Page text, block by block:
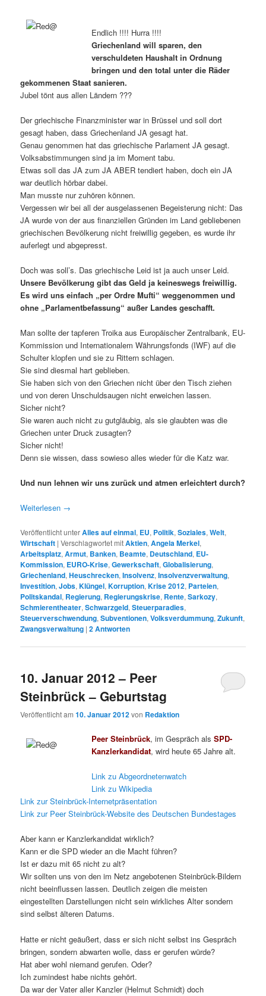
Endlich !!!! Hurra !!!!
Griechenland will sparen, den
verschuldeten Haushalt in Ordnung
bringen und den total unter die Räder
gekommenen Staat sanieren.
Jubel tönt aus allen Ländern ???
Der griechische Finanzminister war in Brüssel und soll dort
gesagt haben, dass Griechenland JA gesagt hat.
Genau genommen hat das griechische Parlament JA gesagt.
Volksabstimmungen sind ja im Moment tabu.
Etwas soll das JA zum JA ABER tendiert haben, doch ein JA
war deutlich hörbar dabei.
Man musste nur zuhören können.
Vergessen wir bei all der ausgelassenen Begeisterung nicht: Das
JA wurde von der aus finanziellen Gründen im Land gebliebenen
griechischen Bevölkerung nicht freiwillig gegeben, es wurde ihr
auferlegt und abgepresst.
Doch was soll’s. Das griechische Leid ist ja auch unser Leid.
Unsere Bevölkerung gibt das Geld ja keineswegs freiwillig.
Es wird uns einfach „per Ordre Mufti“ weggenommen und
ohne „Parlamentbefassung“ außer Landes geschafft.
Man sollte der tapferen Troika aus Europäischer Zentralbank, EU-
Kommission und Internationalem Währungsfonds (IWF) auf die
Schulter klopfen und sie zu Rittern schlagen.
Sie sind diesmal hart geblieben.
Sie haben sich von den Griechen nicht über den Tisch ziehen
und von deren Unschuldsaugen nicht erweichen lassen.
Sicher nicht?
Sie waren auch nicht zu gutgläubig, als sie glaubten was die
Griechen unter Druck zusagten?
Sicher nicht!
Denn sie wissen, dass sowieso alles wieder für die Katz war.
Und nun lehnen wir uns zurück und atmen erleichtert durch?
Weiterlesen →
Veröffentlicht unterAlles auf einmal, EU, Politik,Soziales,Welt,
Wirtschaft |Verschlagwortet mitAktien,Angela Merkel,
Arbeitsplatz,Armut, Banken, Beamte, Deutschland, EU-
Kommission, EURO-Krise,Gewerkschaft,Globalisierung,
Griechenland,Heuschrecken,Insolvenz,Insolvenzverwaltung,
Investition,Jobs,Klüngel,Korruption,Krise 2012, Parteien,
Politskandal, Regierung, Regierungskrise, Rente,Sarkozy,
Schmierentheater,Schwarzgeld,Steuerparadies,
Steuerverschwendung,Subventionen,Volksverdummung,Zukunft,
Zwangsverwaltung |2Antworten
10. Januar 2012 – Peer
Steinbrück – Geburtstag
Veröffentlicht am10. Januar 2012von Redaktion
Peer Steinbrück, im Gespräch alsSPD-
Kanzlerkandidat, wird heute 65 Jahre alt.
Link zu Abgeordnetenwatch
Link zu Wikipedia
Link zur Steinbrück-Internetpräsentation
Link zur Peer Steinbrück-Website des Deutschen Bundestages
Aber kann er Kanzlerkandidat wirklich?
Kann er die SPD wieder an die Macht führen?
Ist er dazu mit 65 nicht zu alt?
Wir sollten uns von den im Netz angebotenen Steinbrück-Bildern
nicht beeinflussen lassen. Deutlich zeigen die meisten
eingestellten Darstellungen nicht sein wirkliches Alter sondern
sind selbst älteren Datums.
Hatte er nicht geäußert, dass er sich nicht selbst ins Gespräch
bringen, sondern abwarten wolle, dass er gerufen würde?
Hat aber wohl niemand gerufen. Oder?
Ich zumindest habe nichts gehört.
Da war der Vater aller Kanzler (Helmut Schmidt) doch